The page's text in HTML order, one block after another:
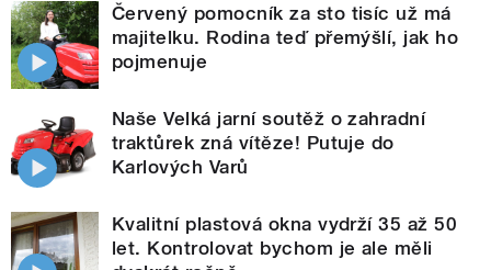
Červený pomocník za sto tisíc už má
majitelku. Rodina teď přemýšlí, jak ho
pojmenuje
Naše Velká jarní soutěž o zahradní
traktůrek zná vítěze! Putuje do
Karlových Varů
Kvalitní plastová okna vydrží 35 až 50
let. Kontrolovat bychom je ale měli